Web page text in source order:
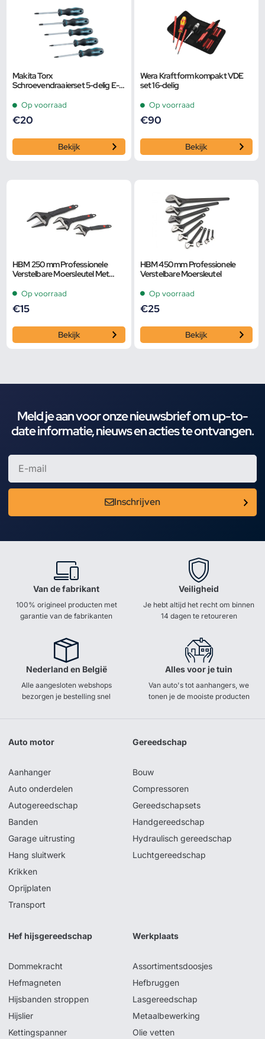
Makita Torx
Schroevendraaierset 5-delig E-
Op voorraad
€20
Bekijk
Wera Kraftform kompakt VDE
set 16-delig
Op voorraad
€90
Bekijk
HBM 250 mm Professionele
Verstelbare Moersleutel Met
Smalle Bek
Op voorraad
€15
Bekijk
HBM 450 mm Professionele
Verstelbare Moersleutel
Op voorraad
€25
Bekijk
Meld je aan voor onze nieuwsbrief om up-to-
date informatie, nieuws en acties te ontvangen.
Inschrijven
Van de fabrikant
100% origineel producten met
garantie van de fabrikanten
Veiligheid
Je hebt altijd het recht om binnen
14 dagen te retoureren
Nederland en België
Alle aangesloten webshops
bezorgen je bestelling snel
Alles voor je tuin
Van auto's tot aanhangers, we
tonen je de mooiste producten
Auto motor
Aanhanger
Auto onderdelen
Autogereedschap
Banden
Garage uitrusting
Hang sluitwerk
Krikken
Oprijplaten
Transport
Gereedschap
Bouw
Compressoren
Gereedschapsets
Handgereedschap
Hydraulisch gereedschap
Luchtgereedschap
Hef hijsgereedschap
Dommekracht
Hefmagneten
Hijsbanden stroppen
Hijslier
Kettingspanner
Werkplaats
Assortimentsdoosjes
Hefbruggen
Lasgereedschap
Metaalbewerking
Olie vetten